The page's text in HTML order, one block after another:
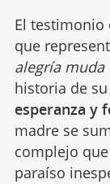
El testimonio
que
alegría muda
historia de
esperanza y
madre se
complejo
paraíso